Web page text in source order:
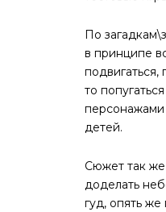
По
в принципе
подвигаться,
то
персонажами
детей.
Сюжет так же
доделать
гуд, опять